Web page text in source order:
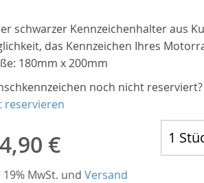
schwarzer Kennzeichenhalter aus
das Kennzeichen Ihres
180mm x 200mm
noch nicht reserviert?
reservieren
€
19% MwSt. und Versand